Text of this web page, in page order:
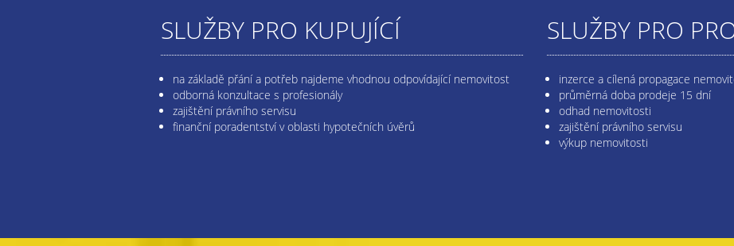
SLUŽBY PRO KUPUJÍCÍ
na základě přání a potřeb najdeme vhodnou odpovídající nemovitost
odborná konzultace s profesionály
zajištění právního servisu
finanční poradentství v oblasti hypotečních úvěrů
SLUŽBY PRO
inzerce a cílená propagace
průměrná doba prodeje 15 dní
odhad nemovitosti
zajištění právního servisu
výkup nemovitosti